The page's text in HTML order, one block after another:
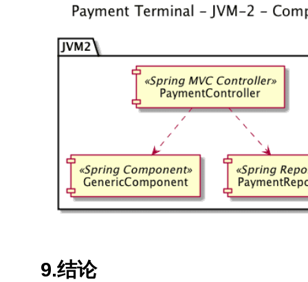
9.结论